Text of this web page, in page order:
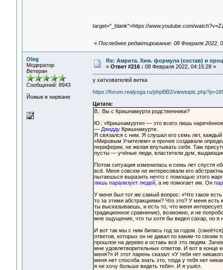
target="_blank">https://www.youtube.com/
« Последнее редактирование: 08 Февраля 2022,
Oleg
Модератор
Ветеран
Сообщений: 8943
Йожык в нирване
Re: Амрита. Хим. формула (состав) и
« Ответ #216 : 08 Февраля 2022, 04:15:28 »
у хатхователей ветка
https://forum.realyoga.ru/phpBB2/
Цитата:
В.: Вы с Кришнамурти родственники?
Ю.: «Кришнамурти» — это всего лишь
— ДжиддуКришнамурти.
Я связался с ним. Я слушал его семь лет, каждый
«Мировым Учителем» и прочее создавали
периферии, не желая впутывать себя. Там
пусты — учёные люди, властители дум,
Потом ситуация изменилась и семь лет спустя
всё. Меня совсем не интересовали его
пытаешься выразить нечто с помощью этого
лишь парализует людей, а не помогает им. Он
У меня был тот же самый вопрос: «Что такое
то за этими абстракциями? Что это? У меня
ты высказываешь, и есть то, что меня
традиционное сравнение), возможно, и не
мне ощущение, что ты хотя бы видел сахар, но я
И вот так мы с ним бились год за годом.
ответов, которых он не давал по каким-то
прошлое на дерево и оставь всё это людям.
мне удовлетворительных ответов. И вот в конце
меня?» И этот парень сказал: «У тебя нет
меня нет способа знать это, тогда у тебя нет
я не хочу больше видеть тебя». И я ушёл.